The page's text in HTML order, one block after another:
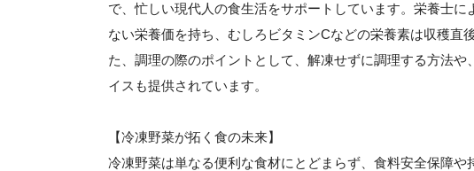
で、忙しい現代人の食生活をサポートしています。栄養士
ない栄養価を持ち、むしろビタミンCなどの栄養素は収穫直
た、調理の際のポイントとして、解凍せずに調理する方法
イスも提供されています。
【冷凍野菜が拓く食の未来】
冷凍野菜は単なる便利な食材にとどまらず、食料安全保障